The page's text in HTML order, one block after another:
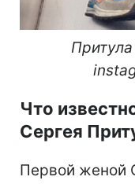
Что
Сергея
Первой женой